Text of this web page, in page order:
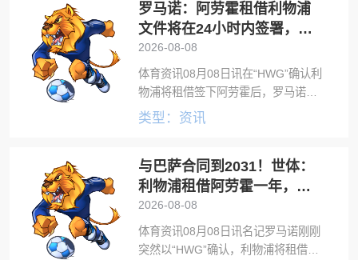
买断选项。直到本周与弗里克会面
罗马诺：阿劳霍租借利物浦
文件将在24小时内签署，买
断条款非强制
2026-08-08
体育资讯08月08日讯在“HWG”确认利
物浦将租借签下阿劳霍后，罗马诺更
新了更多细节，表示阿劳霍加盟利物
买断条款，由利物浦决定，并且不是
类型：资讯
与巴萨合同到2031！世体：
利物浦租借阿劳霍一年，赛
季末可选买断
2026-08-08
体育资讯08月08日讯名记罗马诺刚刚
突然以“HWG”确认，利物浦将租借巴